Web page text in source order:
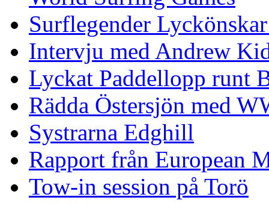
Surflegender
Intervju med Andrew
Lyckat Paddellopp runt
Rädda Östersjön med
Systrarna Edghill
Rapport från European
Tow-in session på Torö